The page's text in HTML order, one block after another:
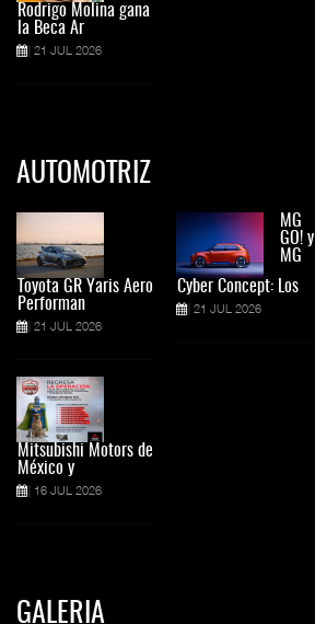
Rodrigo Molina gana
la Beca Ar
21 JUL 2026
AUTOMOTRIZ
Toyota GR Yaris Aero
Performan
21 JUL 2026
Mitsubishi Motors de
México y
16 JUL 2026
MG
GO! y
MG
Cyber Concept: Los
21 JUL 2026
GALERIA